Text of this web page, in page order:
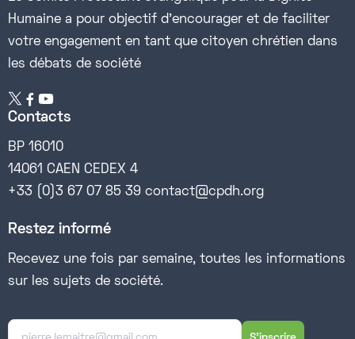
Humaine a pour objectif d’encourager et de faciliter
votre engagement en tant que citoyen chrétien dans
les débats de société
 
Contacts
BP 16010
14061 CAEN CEDEX 4
+33 (0)3 67 07 85 39 contact@cpdh.org
Restez informé
Recevez une fois par semaine, toutes les informations
sur les sujets de société.